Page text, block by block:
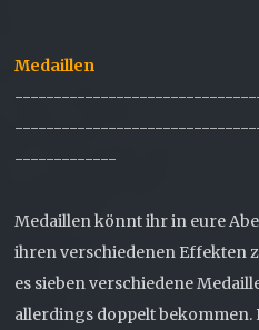
Medaillen
-------------
Medaillen könnt ihr in eure
ihren verschiedenen Effekten
es sieben verschiedene
allerdings doppelt bekommen.